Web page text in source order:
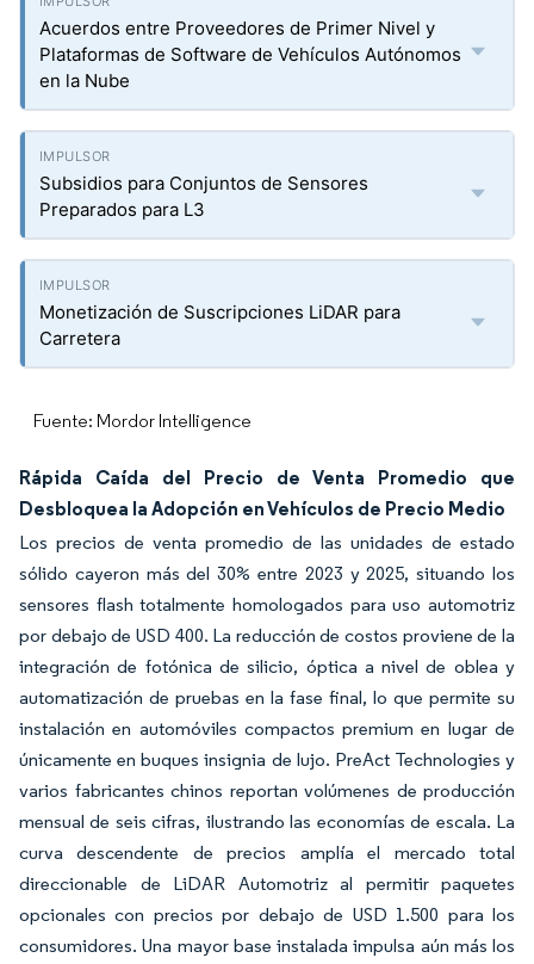
Acuerdos entre Proveedores de Primer Nivel y
Plataformas de Software de Vehículos Autónomos
en la Nube
Subsidios para Conjuntos de Sensores
Preparados para L3
Monetización de Suscripciones LiDAR para
Carretera
Fuente: Mordor Intelligence
Rápida Caída del Precio de Venta Promedio que
Desbloquea la Adopción en Vehículos de Precio Medio
Los precios de venta promedio de las unidades de estado
sólido cayeron más del 30% entre 2023 y 2025, situando los
sensores flash totalmente homologados para uso automotriz
por debajo de USD 400. La reducción de costos proviene de la
integración de fotónica de silicio, óptica a nivel de oblea y
automatización de pruebas en la fase final, lo que permite su
instalación en automóviles compactos premium en lugar de
únicamente en buques insignia de lujo. PreAct Technologies y
varios fabricantes chinos reportan volúmenes de producción
mensual de seis cifras, ilustrando las economías de escala. La
curva descendente de precios amplía el mercado total
direccionable de LiDAR Automotriz al permitir paquetes
opcionales con precios por debajo de USD 1.500 para los
consumidores. Una mayor base instalada impulsa aún más los